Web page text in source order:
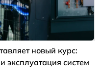
новый курс:
эксплуатация систем